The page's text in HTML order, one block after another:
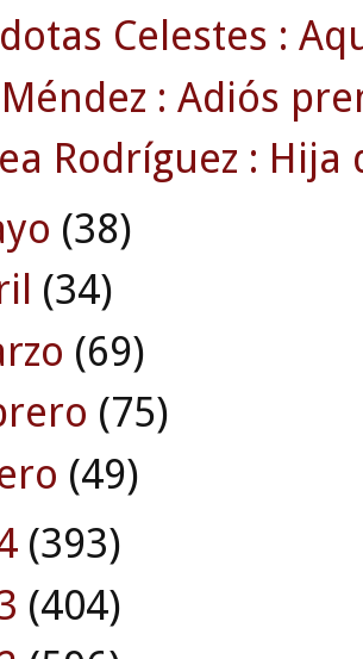
Celestes :
: Adiós
Rodríguez : Hija
(38)
(34)
(69)
(75)
(49)
(393)
(404)